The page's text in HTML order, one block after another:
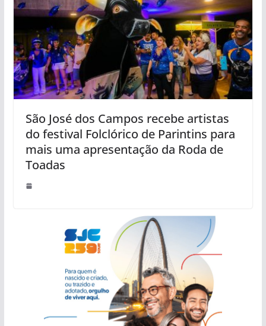
São José dos Campos recebe artistas
do festival Folclórico de Parintins para
mais uma apresentação da Roda de
Toadas